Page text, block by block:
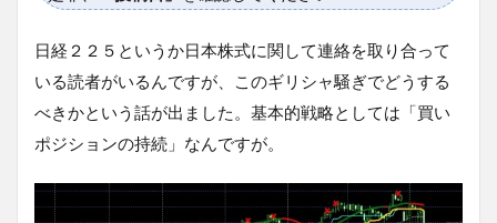
日経２２５というか日本株式に関して連絡を取り合って
いる読者がいるんですが、このギリシャ騒ぎでどうする
べきかという話が出ました。基本的戦略としては「買い
ポジションの持続」なんですが。